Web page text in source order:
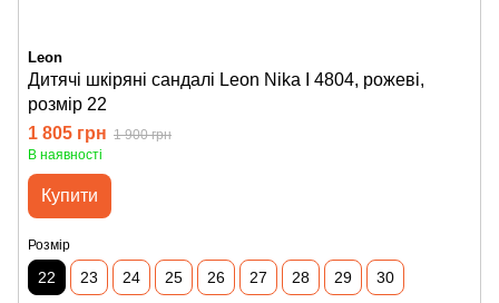
Leon
Дитячі шкіряні сандалі Leon Nika I 4804, рожеві,
розмір 22
1 805 грн 1 900 грн
В наявності
Купити
Розмір
22 23 24 25 26 27 28 29 30